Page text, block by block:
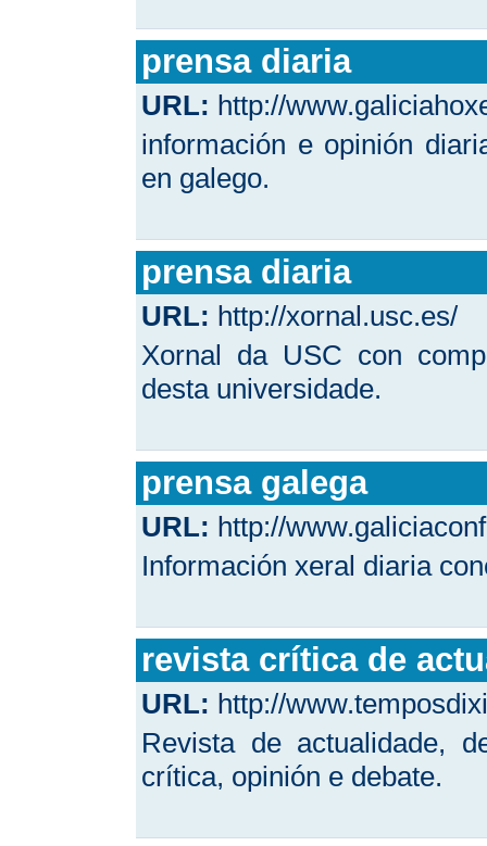
prensa diaria
URL: http://
información e opinión
en galego.
prensa diaria
URL: http://xornal.usc.es/
Xornal da USC con
desta universidade.
prensa galega
URL: http://
Información xeral diaria
revista crítica de
URL: http://
Revista de actualidade,
crítica, opinión e debate.